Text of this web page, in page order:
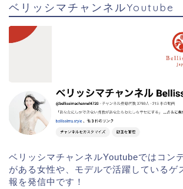
ベリッシマチャンネルYoutube
ベリッシマチャンネルYoutubeではコン
がある女性や、モデルで活躍しているゲ
報を発信中です！